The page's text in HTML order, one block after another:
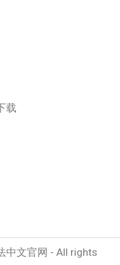
载
中文官网 - All rights